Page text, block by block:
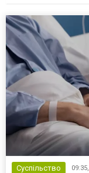
Суспільство 09:35,